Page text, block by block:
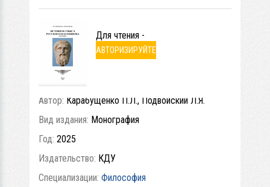
Для чтения -
АВТОРИЗИРУЙТЕ
Автор: Карабущенко П.Л., Подвойский Л.Я.
Вид издания: Монография
Год: 2025
Издательство: КДУ
Специализации: Философия